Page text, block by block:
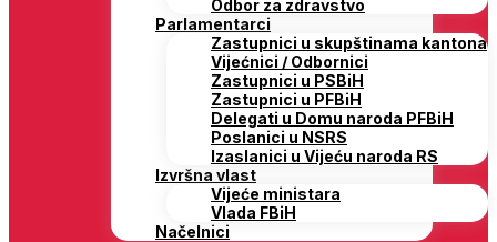
Odbor za zdravstvo
Parlamentarci
Zastupnici u skupštinama kantona
Vijećnici / Odbornici
Zastupnici u PSBiH
Zastupnici u PFBiH
Delegati u Domu naroda PFBiH
Poslanici u NSRS
Izaslanici u Vijeću naroda RS
Izvršna vlast
Vijeće ministara
Vlada FBiH
Načelnici